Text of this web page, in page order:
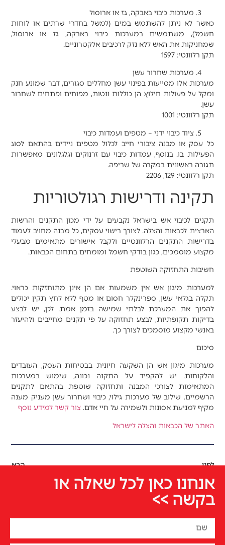
מערכות כיבוי באבקה, גז או ארוסול
כאשר לא ניתן להשתמש במים (למשל בחדרי שרתים או לוחות
חשמל), משתמשים במערכות כיבוי באבקה, גז או ארוסול,
שמחניקות את האש ללא נזק לרכיבים אלקטרוניים.
תקן רלוונטי: 1597
מערכות שחרור עשן
מערכות אלו מסייעות בפינוי עשן מחללים סגורים, דבר שמונע חנק
ומקל על פעולות חילוץ. הן כוללות ונטות, מפוחים ופתחים לשחרור
עשן.
תקן רלוונטי: 1001
ציוד כיבוי ידני – מטפים ועמדות כיבוי
כל עסק או מבנה ציבורי חייב לכלול מטפים ניידים בהתאם לסוג
הפעילות בו. בנוסף, עמדות כיבוי עם זרנוקים וגלגלונים מאפשרות
תגובה ראשונית במקרה של שריפה.
תקן רלוונטי: 129, 2206
תקינה ודרישות רגולטוריות
תקנים לכיבוי אש בישראל נקבעים על ידי מכון התקנים והרשות
הארצית לכבאות והצלה. לצורך רישוי עסקים, כל מבנה מחויב לעמוד
בדרישות התקנים הרלוונטיים ולקבל אישורים מתאימים מבעלי
מקצוע מוסמכים, כגון בודקי חשמל ומומחים בתחום הכבאות.
חשיבות התחזוקה השוטפת
למערכות מיגון אש אין משמעות אם הן אינן מתוחזקות כראוי.
תקלה בגלאי עשן, ספרינקלר חסום או מטף ללא לחץ תקין יכולים
להפוך את המערכת לבלתי שמישה בזמן אמת. לכן, יש לבצע
בדיקות תקופתיות, לבצע תחזוקה על פי תקנים מחייבים ולהיעזר
באנשי מקצוע מוסמכים לצורך כך.
סיכום
מערכות מיגון אש הן השקעה חיונית בבטיחות העסק, העובדים
והלקוחות. יש להקפיד על התקנה נכונה, שימוש במערכות
המתאימות לצורכי המבנה ותחזוקה שוטפת בהתאם לתקנים
הרשמיים. שילוב של מערכות גילוי, כיבוי ושחרור עשן מעניק מענה
מקיף למניעת אסונות ולשמירה על חיי אדם.צור קשר למידע נוסף
האתר של הכבאות והצלה לישראל
לפני הבא
אנחנו כאן לכל שאלה או
בקשה >>